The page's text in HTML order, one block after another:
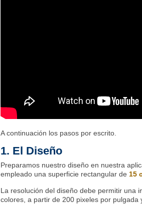
A continuación los pasos por escrito.
1. El Diseño
Preparamos nuestro diseño en nuestra
empleado una superficie rectangular de 15
La resolución del diseño debe permitir una
colores, a partir de 200 pixeles por